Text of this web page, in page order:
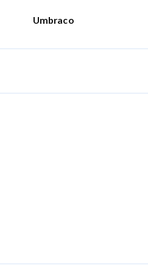
Umbraco